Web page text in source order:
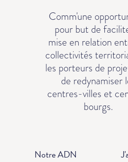
Comm'une
pour but de
mise en relation
collectivités
les porteurs de
de redynamiser
centres-villes et
bourgs.
Notre ADN